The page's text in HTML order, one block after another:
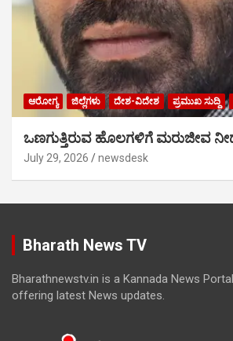
ಆರೋಗ್ಯ ಜಿಲ್ಲೆಗಳು ದೇಶ-ವಿದೇಶ ಪ್ರಮುಖ ಸುದ್ದಿ
ಒಣಗುತ್ತಿರುವ ಹೊಲಗಳಿಗೆ ಮರುಜೀವ
July 29, 2026 newsdesk
Bharath News TV
Bharathnewstv.in is a Kannada News
offering latest News updates.